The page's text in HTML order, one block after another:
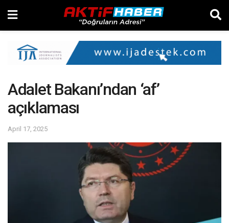
Adalet Bakanı’ndan ‘af’
açıklaması
April 17, 2025